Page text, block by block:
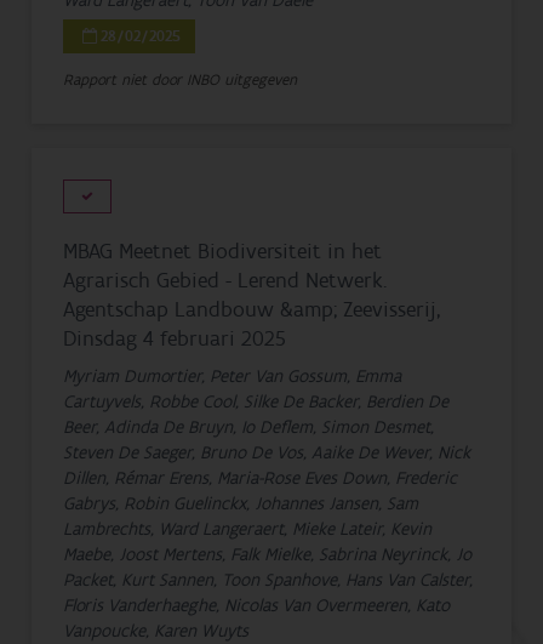
28/02/2025
Rapport niet door INBO uitgegeven
MBAG Meetnet Biodiversiteit in het
Agrarisch Gebied - Lerend Netwerk.
Agentschap Landbouw &amp; Zeevisserij,
Dinsdag 4 februari 2025
Myriam Dumortier, Peter Van Gossum, Emma
Cartuyvels, Robbe Cool, Silke De Backer, Berdien De
Beer, Adinda De Bruyn, Io Deflem, Simon Desmet,
Steven De Saeger, Bruno De Vos, Aaike De Wever, Nick
Dillen, Rémar Erens, Maria-Rose Eves Down, Frederic
Gabrys, Robin Guelinckx, Johannes Jansen, Sam
Lambrechts, Ward Langeraert, Mieke Lateir, Kevin
Maebe, Joost Mertens, Falk Mielke, Sabrina Neyrinck, Jo
Packet, Kurt Sannen, Toon Spanhove, Hans Van Calster,
Floris Vanderhaeghe, Nicolas Van Overmeeren, Kato
Vanpoucke, Karen Wuyts